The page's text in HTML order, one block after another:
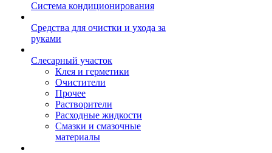
Система кондиционирования
Средства для очистки и ухода за
руками
Слесарный участок
Клея и герметики
Очистители
Прочее
Растворители
Расходные жидкости
Смазки и смазочные
материалы